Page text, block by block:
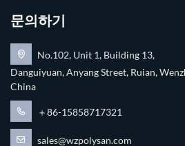
문의하기
No.102, Unit 1, Building 13,
Danguiyuan, Anyang Street, Ruian,
China
＋86-15858717321
sales@wzpolysan.com